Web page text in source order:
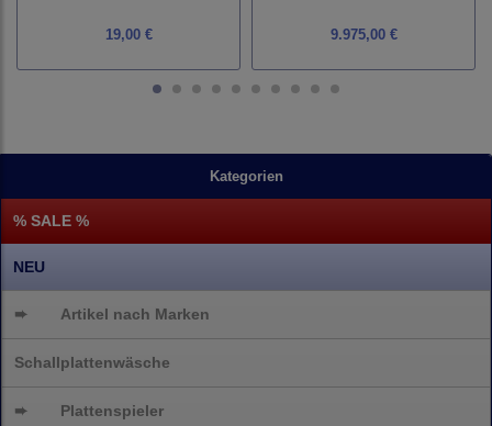
Kategorien
% SALE %
NEU
➨ Artikel nach Marken
Schallplattenwäsche
➨ Plattenspieler
19,00 € 9.975,00 €